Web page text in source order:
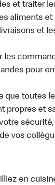
et traiter
aliments et
et
les
pour
que toutes
propres et
vos
en